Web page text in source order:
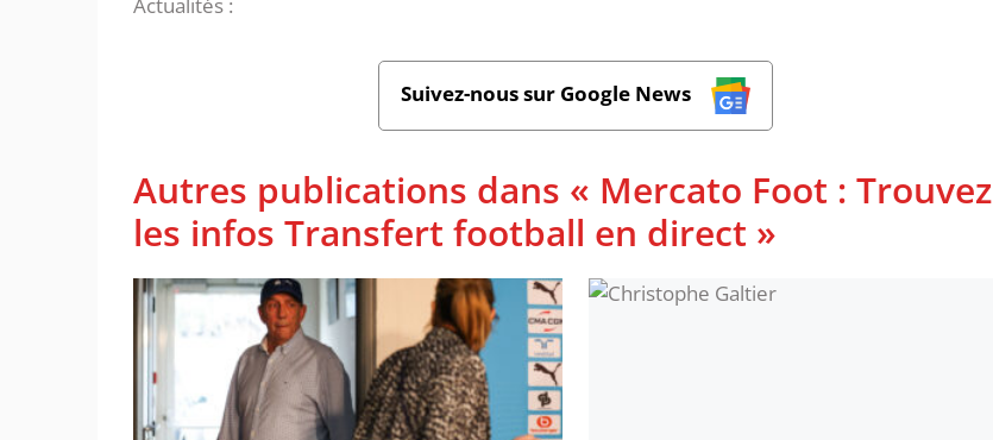
Actualités :
Suivez-nous sur Google News
Autres publications dans « Mercato Foot : Trouvez
les infos Transfert football en direct »